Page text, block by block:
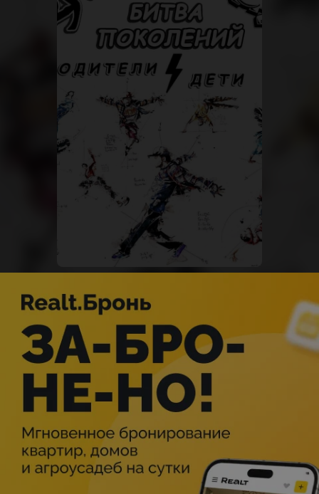
СОБЫТИЯ
Брейк-данс команда "ПАУК" "Батл
поколений"
РАСПИСАНИЕ ОПИСАНИЕ
Минск